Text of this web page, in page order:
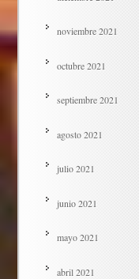
noviembre 2021
octubre 2021
septiembre 2021
agosto 2021
julio 2021
junio 2021
mayo 2021
abril 2021